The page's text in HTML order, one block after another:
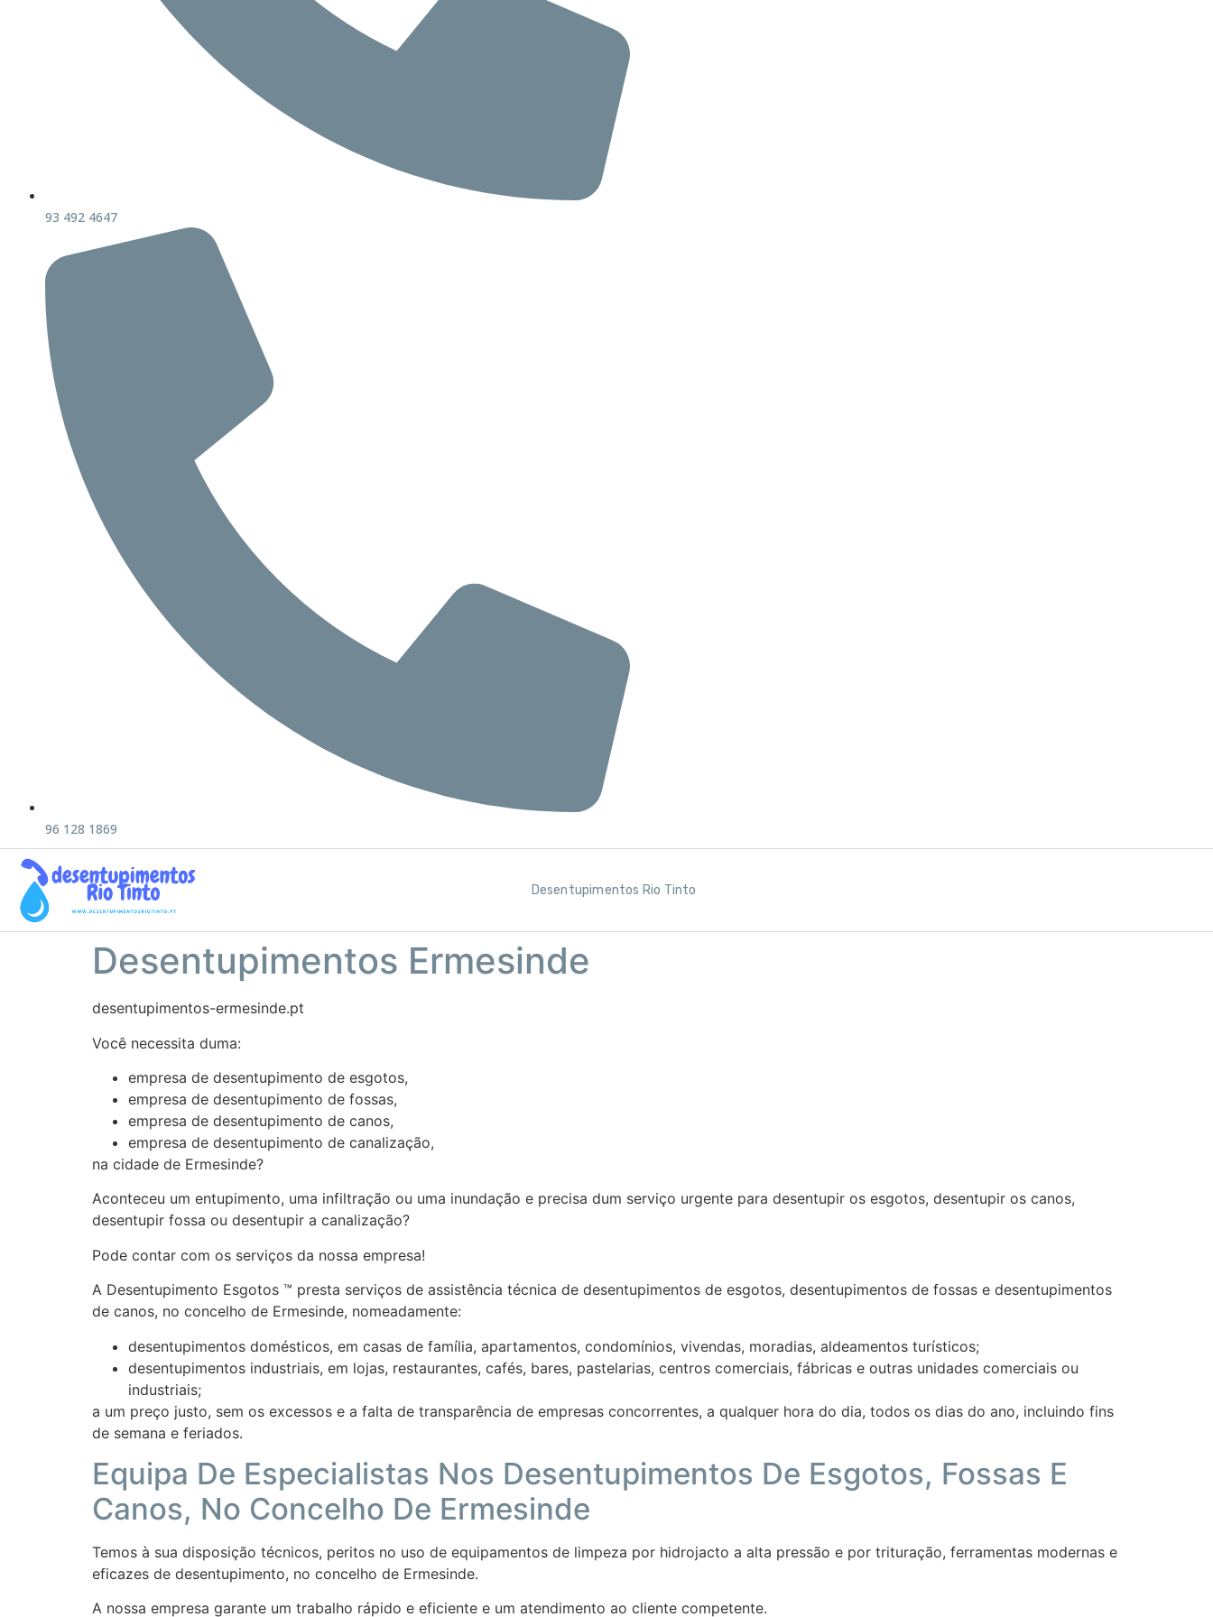
93 492 4647
96 128 1869
Desentupimentos Rio Tinto
Desentupimentos Ermesinde
desentupimentos-ermesinde.pt
Você necessita duma:
empresa de desentupimento de esgotos,
empresa de desentupimento de fossas,
empresa de desentupimento de canos,
empresa de desentupimento de canalização,
na cidade de Ermesinde?
Aconteceu um entupimento, uma infiltração ou uma inundação e precisa dum serviço urgente para desentupir os esgotos, desentupir os canos,
desentupir fossa ou desentupir a canalização?
Pode contar com os serviços da nossa empresa!
A Desentupimento Esgotos ™ presta serviços de assistência técnica de desentupimentos de esgotos, desentupimentos de fossas e desentupimentos
de canos, no concelho de Ermesinde, nomeadamente:
desentupimentos domésticos, em casas de família, apartamentos, condomínios, vivendas, moradias, aldeamentos turísticos;
desentupimentos industriais, em lojas, restaurantes, cafés, bares, pastelarias, centros comerciais, fábricas e outras unidades comerciais ou
industriais;
a um preço justo, sem os excessos e a falta de transparência de empresas concorrentes, a qualquer hora do dia, todos os dias do ano, incluindo fins
de semana e feriados.
Equipa De Especialistas Nos Desentupimentos De Esgotos, Fossas E
Canos, No Concelho De Ermesinde
Temos à sua disposição técnicos, peritos no uso de equipamentos de limpeza por hidrojacto a alta pressão e por trituração, ferramentas modernas e
eficazes de desentupimento, no concelho de Ermesinde.
A nossa empresa garante um trabalho rápido e eficiente e um atendimento ao cliente competente.